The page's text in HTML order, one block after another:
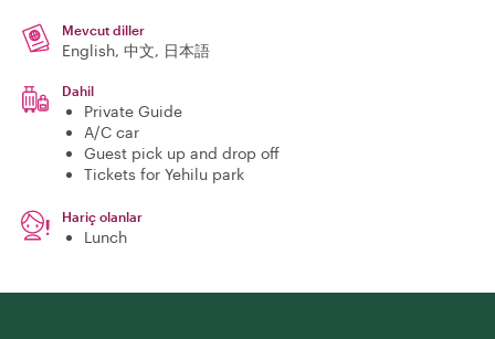
Mevcut diller
English, 中文, 日本語
Dahil
Private Guide
A/C car
Guest pick up and drop off
Tickets for Yehilu park
Hariç olanlar
Lunch